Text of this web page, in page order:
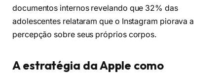
documentos internos revelando que 32% das
adolescentes relataram que o Instagram piorava a
percepção sobre seus próprios corpos.
A estratégia da Apple como